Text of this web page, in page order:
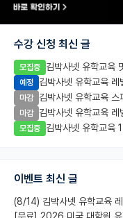
수강 신청 최신 글
모집중 김박사넷 유학교육
예정 김박사넷 유학교육
마감 김박사넷 유학교육
마감 김박사넷 유학교육
모집중 김박사넷 유학교육
이벤트 최신 글
(8/14) 김박사넷 유학교육